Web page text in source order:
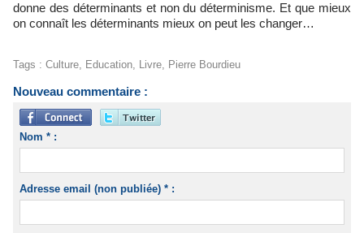
donne des déterminants et non du déterminisme. Et que mieux
on connaît les déterminants mieux on peut les changer…
Tags : Culture, Education, Livre, Pierre Bourdieu
Nouveau commentaire :
Nom * :
Adresse email (non publiée) * :